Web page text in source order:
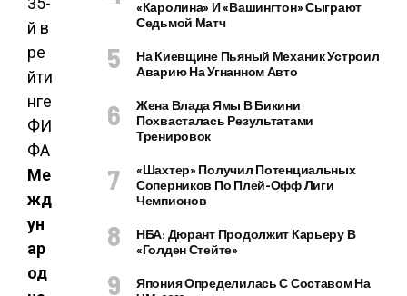
Ме
жд
ун
ар
од
«Каролина» И «Вашингтон» Сыграют
Седьмой Матч
На Киевщине Пьяный Механик Устроил
Аварию На Угнанном Авто
Жена Влада Ямы В Бикини
Похвасталась Результатами
Тренировок
«Шахтер» Получил Потенциальных
Соперников По Плей-Офф Лиги
Чемпионов
НБА: Дюрант Продолжит Карьеру В
«Голден Стейте»
Япония Определилась С Составом На